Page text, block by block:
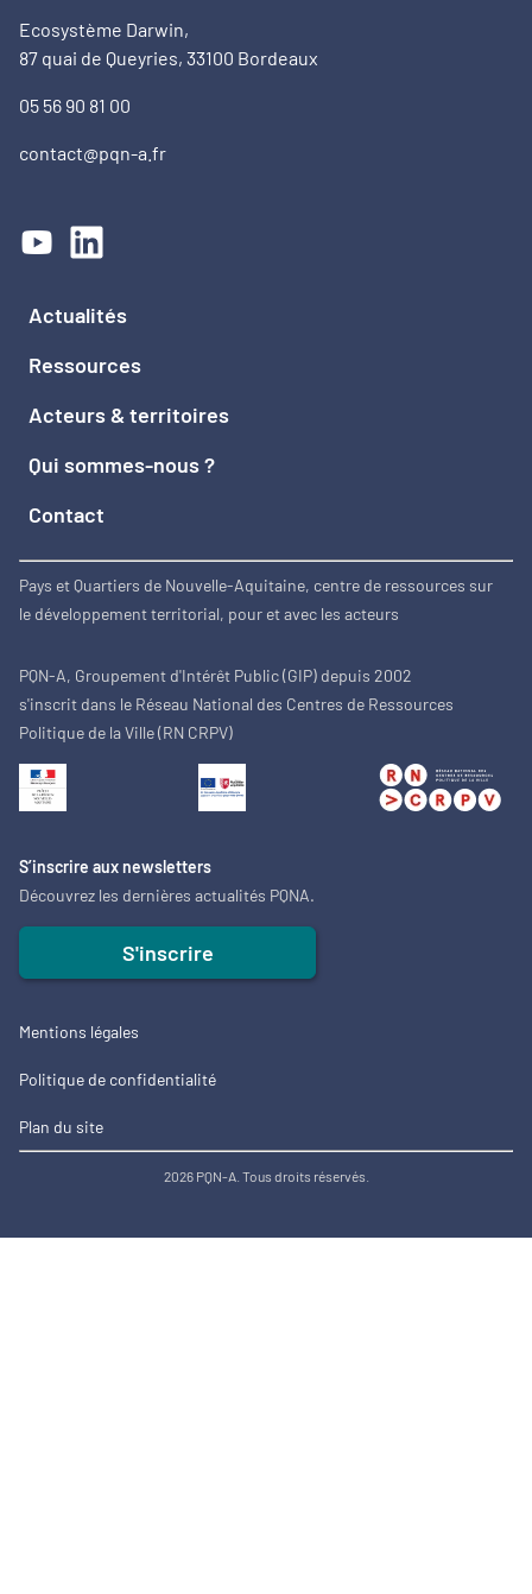
Ecosystème Darwin,
87 quai de Queyries, 33100 Bordeaux
05 56 90 81 00
contact@pqn-a.fr
Actualités
Ressources
Acteurs & territoires
Qui sommes-nous ?
Contact
Pays et Quartiers de Nouvelle-Aquitaine, centre de ressources sur
le développement territorial, pour et avec les acteurs
PQN-A, Groupement d'Intérêt Public (GIP) depuis 2002
s'inscrit dans le Réseau National des Centres de Ressources
Politique de la Ville (RN CRPV)
S’inscrire aux newsletters
Découvrez les dernières actualités PQNA.
S'inscrire
Mentions légales
Politique de confidentialité
Plan du site
2026 PQN-A. Tous droits réservés.